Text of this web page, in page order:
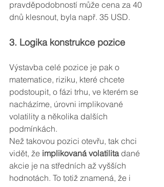
pravděpodobností může cena za 40
dnů klesnout, byla např. 35 USD.
3. Logika konstrukce pozice
Výstavba celé pozice je pak o
matematice, riziku, které chcete
podstoupit, o fázi trhu, ve kterém se
nacházíme, úrovni implikované
volatility a několika dalších
podmínkách.
Než takovou pozici otevřu, tak chci
vidět, že implikovaná volatilita dané
akcie je na středních až vyšších
hodnotách. To totiž znamená, že i